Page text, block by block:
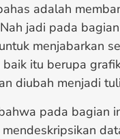
adalah
jadi pada
menjabarkan
itu berupa
diubah menjadi
pada bagian